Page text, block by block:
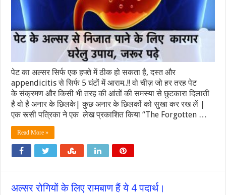
पेट का अल्सर सिर्फ एक हफ्ते में ठीक हो सकता है, दस्त और
appendicitis से सिर्फ 5 घंटों में आराम..!! वो चीज़ जो हर तरह पेट
के संक्रमण और किसी भी तरह की आंतों की समस्या से छुटकारा दिलाती
है वो है अनार के छिलके| कुछ अनार के छिलकों को सुखा कर रख लें |
एक रूसी पत्रिका ने एक लेख प्रकाशित किया “The Forgotten …
Read More »
अल्सर रोगियों के लिए रामबाण हैं ये 4 पदार्थ।